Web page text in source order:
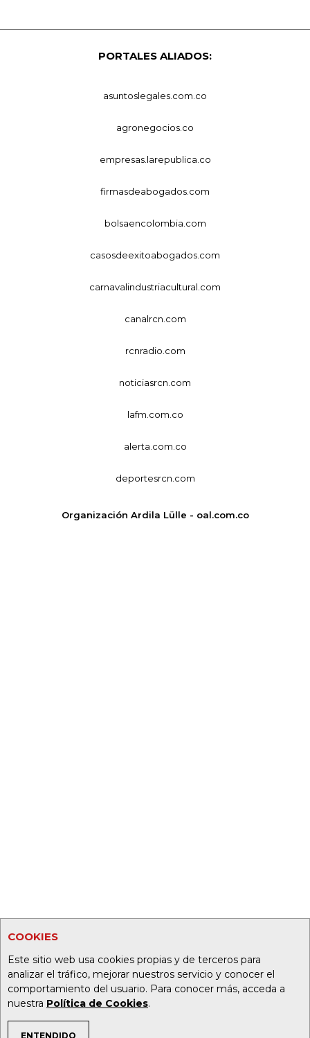
COOKIES
Este sitio web usa cookies propias y de terceros para
analizar el tráfico, mejorar nuestros servicio y conocer el
comportamiento del usuario. Para conocer más, acceda a
nuestra Política de Cookies.
ENTENDIDO
PORTALES ALIADOS:
asuntoslegales.com.co
agronegocios.co
empresas.larepublica.co
firmasdeabogados.com
bolsaencolombia.com
casosdeexitoabogados.com
carnavalindustriacultural.com
canalrcn.com
rcnradio.com
noticiasrcn.com
lafm.com.co
alerta.com.co
deportesrcn.com
Organización Ardila Lülle - oal.com.co